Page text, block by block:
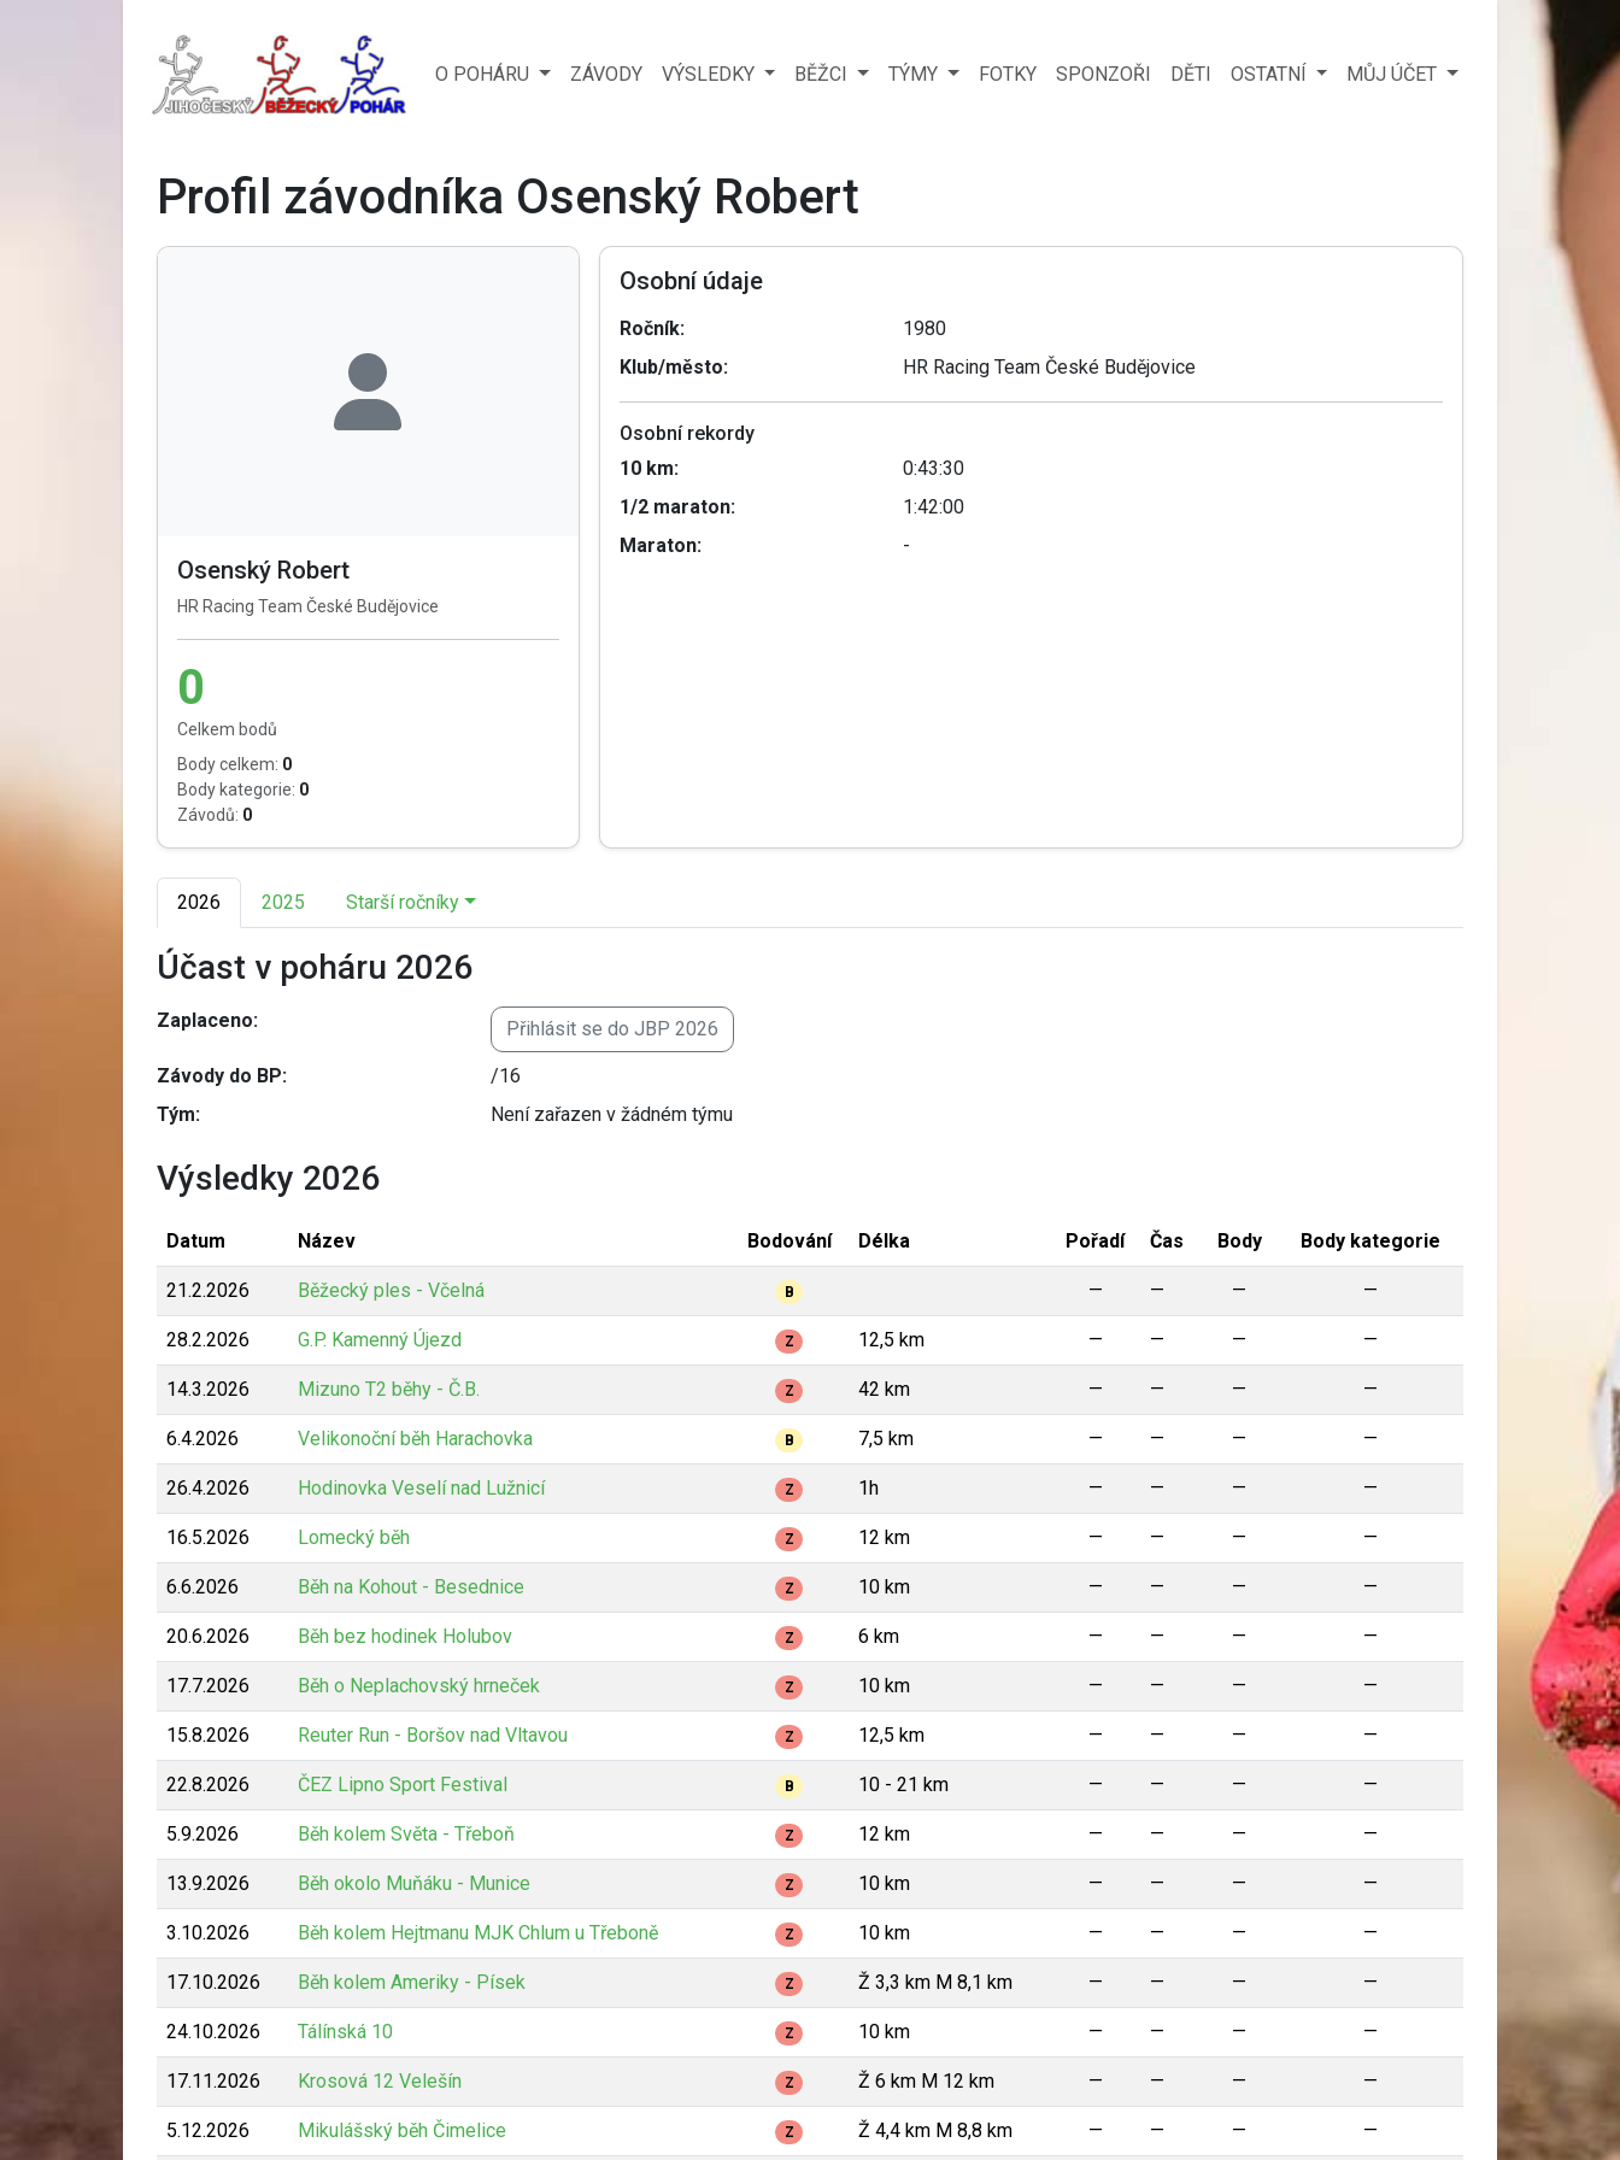
O POHÁRU ZÁVODY VÝSLEDKY BĚŽCI TÝMY FOTKY SPONZOŘI DĚTI OSTATNÍ MŮJ ÚČET
Profil závodníka Osenský Robert
Osenský Robert
HR Racing Team České Budějovice
0
Celkem bodů
Body celkem: 0
Body kategorie: 0
Závodů: 0
Osobní údaje
Ročník:
1980
Klub/město:
HR Racing Team České Budějovice
Osobní rekordy
10 km:
0:43:30
1/2 maraton:
1:42:00
Maraton:
-
2026 2025 Starší ročníky
Účast v poháru 2026
Zaplaceno: Přihlásit se do JBP 2026
Závody do BP:
/16
Tým:
Není zařazen v žádném týmu
Výsledky 2026
Datum Název Bodování Délka Pořadí Čas Body Body kategorie
21.2.2026 Běžecký ples - Včelná B — — — —
28.2.2026 G.P. Kamenný Újezd Z 12,5 km — — — —
14.3.2026 Mizuno T2 běhy - Č.B. Z 42 km — — — —
6.4.2026 Velikonoční běh Harachovka B 7,5 km — — — —
26.4.2026 Hodinovka Veselí nad Lužnicí Z 1h — — — —
16.5.2026 Lomecký běh Z 12 km — — — —
6.6.2026 Běh na Kohout - Besednice Z 10 km — — — —
20.6.2026 Běh bez hodinek Holubov Z 6 km — — — —
17.7.2026 Běh o Neplachovský hrneček Z 10 km — — — —
15.8.2026 Reuter Run - Boršov nad Vltavou Z 12,5 km — — — —
22.8.2026 ČEZ Lipno Sport Festival B 10 - 21 km — — — —
5.9.2026 Běh kolem Světa - Třeboň Z 12 km — — — —
13.9.2026 Běh okolo Muňáku - Munice Z 10 km — — — —
3.10.2026 Běh kolem Hejtmanu MJK Chlum u Třeboně Z 10 km — — — —
17.10.2026 Běh kolem Ameriky - Písek Z Ž 3,3 km M 8,1 km — — — —
24.10.2026 Tálínská 10 Z 10 km — — — —
17.11.2026 Krosová 12 Velešín Z Ž 6 km M 12 km — — — —
5.12.2026 Mikulášský běh Čimelice Z Ž 4,4 km M 8,8 km — — — —